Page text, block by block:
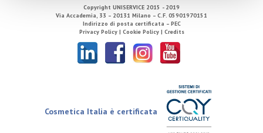
Copyright UNISERVICE 2015 - 2019
Via Accademia, 33 – 20131 Milano – C.F. 05901970151
Indirizzo di posta certificata – PEC
Privacy Policy | Cookie Policy | Credits
Cosmetica Italia è certificata